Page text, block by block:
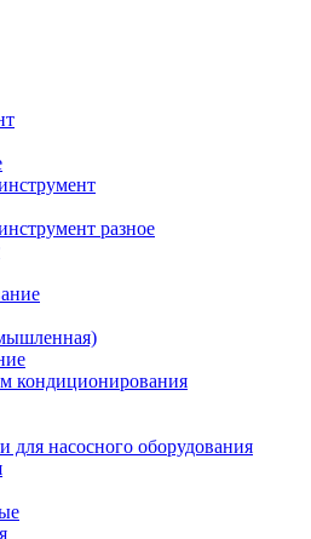
разное
кондиционирования
насосного оборудования